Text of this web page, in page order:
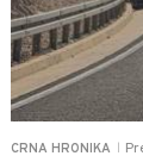
CRNA HRONIKA